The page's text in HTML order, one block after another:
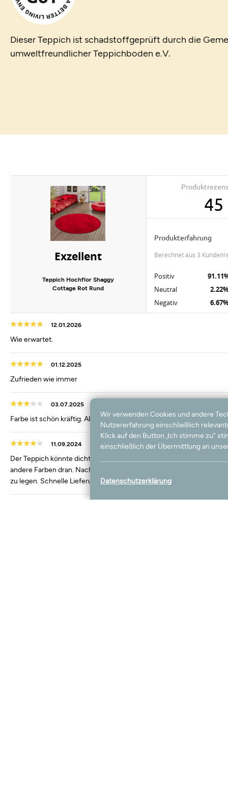
Dieser Teppich ist schadstoffgeprüft durch die
umweltfreundlicher Teppichboden e.V.
Exzellent
Teppich Hochflor Shaggy
Cottage Rot Rund
45
Produkterfahrung
berechnet aus 3
Positiv
Neutral
Negativ
12.01.2026
Wie erwartet.
01.12.2025
Zufrieden wie immer
03.07.2025
Farbe ist schön kräftig. Aber Teppich ist nicht sehr kuschelig,
11.09.2024
Der Teppich könnte dichter sein. Beim auspacken waren einige
andere Farben dran. Nach einem Tag stand der Teppichrand nicht
zu legen. Schnelle Lieferung.
Wir verwenden Cookies und andere
Nutzererfahrung einschließlich
Klick auf den Button „Ich stimme zu“
einschließlich der Übermittlung an
Datenschutzerklärung